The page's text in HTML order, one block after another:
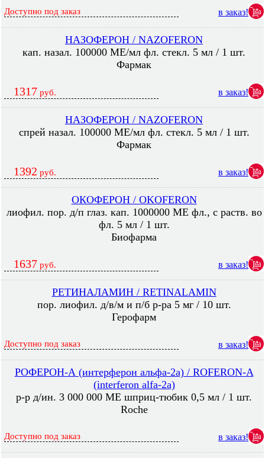
Доступно под заказ в заказ!
НАЗОФЕРОН / NAZOFERON
кап. назал. 100000 МЕ/мл фл. стекл. 5 мл / 1 шт.
Фармак
1317 руб. в заказ!
НАЗОФЕРОН / NAZOFERON
спрей назал. 100000 МЕ/мл фл. стекл. 5 мл / 1 шт.
Фармак
1392 руб. в заказ!
ОКОФЕРОН / OKOFERON
лиофил. пор. д/п глаз. кап. 1000000 МЕ фл., с раств. во
фл. 5 мл / 1 шт.
Биофарма
1637 руб. в заказ!
РЕТИНАЛАМИН / RETINALAMIN
пор. лиофил. д/в/м и п/б р-ра 5 мг / 10 шт.
Герофарм
Доступно под заказ в заказ!
РОФЕРОН-А (интерферон альфа-2а) / ROFERON-A
(interferon alfa-2a)
р-р д/ин. 3 000 000 МЕ шприц-тюбик 0,5 мл / 1 шт.
Roche
Доступно под заказ в заказ!